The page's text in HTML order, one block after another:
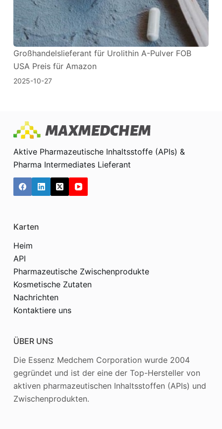
Großhandelslieferant für Urolithin A-Pulver FOB
USA Preis für Amazon
2025-10-27
Aktive Pharmazeutische Inhaltsstoffe (APIs) &
Pharma Intermediates Lieferant
Karten
Heim
API
Pharmazeutische Zwischenprodukte
Kosmetische Zutaten
Nachrichten
Kontaktiere uns
ÜBER UNS
Die Essenz Medchem Corporation wurde 2004
gegründet und ist der eine der Top-Hersteller von
aktiven pharmazeutischen Inhaltsstoffen (APIs) und
Zwischenprodukten.